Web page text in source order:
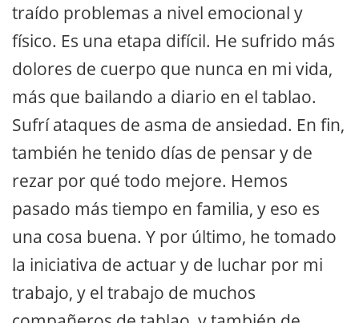
traído problemas a nivel emocional y
físico. Es una etapa difícil. He sufrido más
dolores de cuerpo que nunca en mi vida,
más que bailando a diario en el tablao.
Sufrí ataques de asma de ansiedad. En fin,
también he tenido días de pensar y de
rezar por qué todo mejore. Hemos
pasado más tiempo en familia, y eso es
una cosa buena. Y por último, he tomado
la iniciativa de actuar y de luchar por mi
trabajo, y el trabajo de muchos